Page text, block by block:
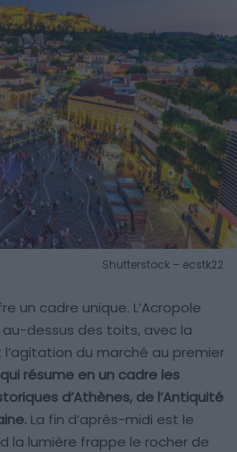
Shutterstock – ecstk22
un cadre unique. L’Acropole
dessus des toits, avec la
du marché au premier
résume en un cadre les
d’Athènes, de l’Antiquité
La fin d’après-midi est le
la lumière frappe le rocher de